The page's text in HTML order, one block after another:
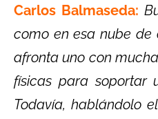
Carlos Balmaseda:
como en esa nube de
afronta uno con
físicas para soportar
Todavía, hablándolo